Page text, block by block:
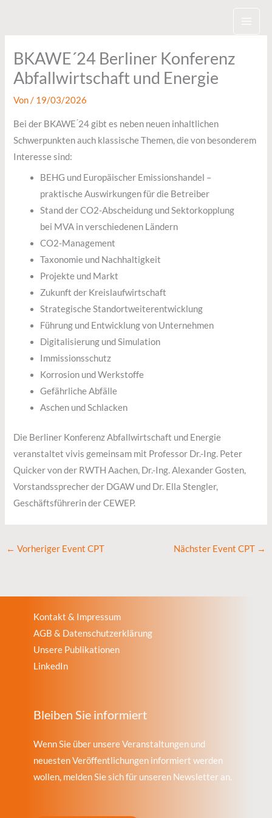
BKAWE´24 Berliner Konferenz
Abfallwirtschaft und Energie
Von/ 19/03/2026
Bei der BKAWE ́24 gibt es neben neuen inhaltlichen
Schwerpunkten auch klassische Themen, die von besonderem
Interesse sind:
BEHG und Europäischer Emissionshandel –
praktische Auswirkungen für die Betreiber
Stand der CO2-Abscheidung und Sektorkopplung
bei MVA in verschiedenen Ländern
CO2-Management
Taxonomie und Nachhaltigkeit
Projekte und Markt
Zukunft der Kreislaufwirtschaft
Strategische Standortweiterentwicklung
Führung und Entwicklung von Unternehmen
Digitalisierung und Simulation
Immissionsschutz
Korrosion und Werkstoffe
Gefährliche Abfälle
Aschen und Schlacken
Die Berliner Konferenz Abfallwirtschaft und Energie
veranstaltet vivis gemeinsam mit Professor Dr.-Ing. Peter
Quicker von der RWTH Aachen, Dr.-Ing. Alexander Gosten,
Vorstandssprecher der DGAW und Dr. Ella Stengler,
Geschäftsführerin der CEWEP.
← Vorheriger Event CPT Nächster Event CPT →
Kontakt & Impressum
AGB & Datenschutzerklärung
Unsere Publikationen
LinkedIn
Bleiben Sie informiert
Wenn Sie über unsere Veranstaltungen und
neuesten Veröffentlichungen informiert werden
wollen, melden Sie sich für unseren Newsletter an.